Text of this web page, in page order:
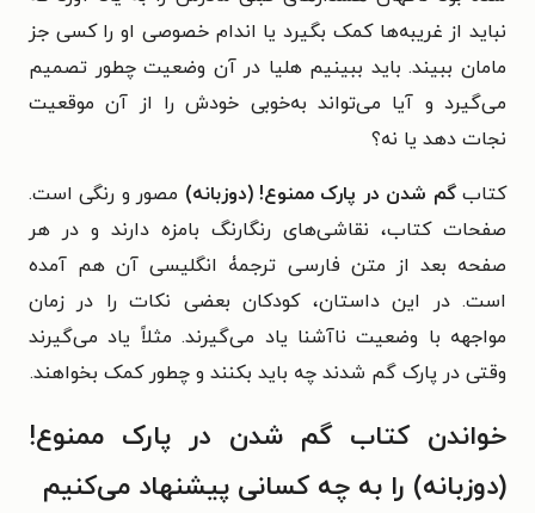
نباید از غریبه‌ها کمک بگیرد یا اندام خصوصی او را کسی جز
مامان ببیند. باید ببینیم هلیا در آن وضعیت چطور تصمیم
می‌گیرد و آیا می‌تواند به‌خوبی خودش را از آن موقعیت
نجات دهد یا نه؟
کتابگم شدن در پارک ممنوع! (دوزبانه) مصور و رنگی است.
صفحات کتاب، نقاشی‌های رنگارنگ بامزه دارند و در هر
صفحه بعد از متن فارسی ترجمۀ انگلیسی آن هم آمده
است. در این داستان، کودکان بعضی نکات را در زمان
مواجهه با وضعیت ناآشنا یاد می‌گیرند. مثلاً یاد می‌گیرند
وقتی در پارک گم شدند چه باید بکنند و چطور کمک بخواهند.
خواندن کتاب گم شدن در پارک ممنوع!
(دوزبانه) را به چه کسانی پیشنهاد می‌کنیم